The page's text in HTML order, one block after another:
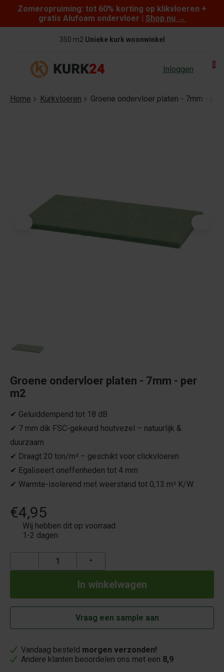
Skip to content
Zomeropruiming: tot 60% korting op klikvloeren +
gratis Alufoam ondervloer | Shop nu →
350 m2 Unieke kurk woonwinkel
Inloggen 0
Home Kurkvloeren Groene ondervloer platen - 7mm - per
Groene ondervloer platen - 7mm - per
m2
✔ Geluiddempend tot 18 dB
✔ 7 mm dik FSC-gekeurd houtvezel – natuurlijk &
duurzaam
✔ Draagt 20 ton/m² – geschikt voor clickvloeren
✔ Egaliseert oneffenheden tot 4 mm
✔ Warmte-isolerend met weerstand tot 0,13 m² K/W
€4,95
Wij hebben dit op voorraad
1-2 dagen
+
Vraag een sample aan
Vandaag besteld morgen verzonden!
Andere klanten beoordelen ons met een 8,9